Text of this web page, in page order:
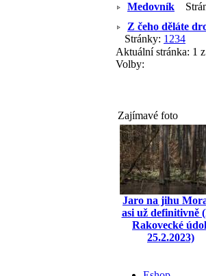
Medovník
Z čeho děláte
Stránky: 1 234
Aktuální stránka: 1
Volby:
Zajímavé foto
Jaro na jihu
asi už definitivně
Rakovecké
25.2.2023)